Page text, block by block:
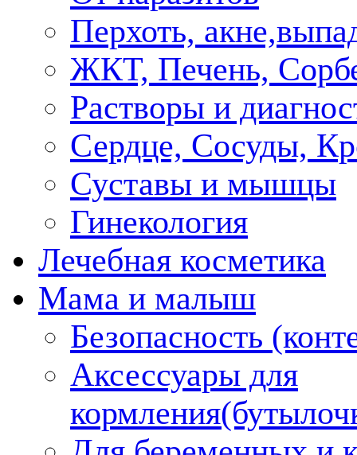
Перхоть,
ЖКТ, Печень,
Растворы и
Сердце, Сосуды,
Суставы и мышцы
Гинекология
Лечебная косметика
Мама и малыш
Безопасность
Аксессуары для